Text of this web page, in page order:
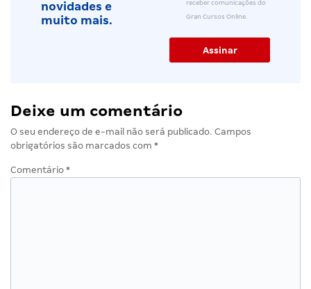
novidades e
muito mais.
receber comunicações do
Gran Cursos Online.
Deixe um comentário
O seu endereço de e-mail não será publicado. Campos
obrigatórios são marcados com *
Comentário *